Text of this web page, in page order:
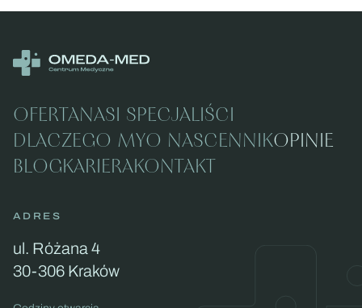
OFERTANASI SPECJALIŚCI
DLACZEGO MYO NASCENNIKOPINIE
BLOGKARIERAKONTAKT
ADRES
ul. Różana 4
30-306 Kraków